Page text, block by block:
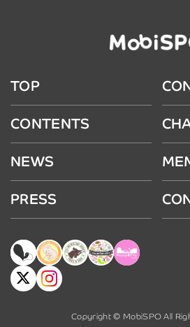
TOP
CONTENTS
NEWS
PRESS
Copyright © MobiSPO All